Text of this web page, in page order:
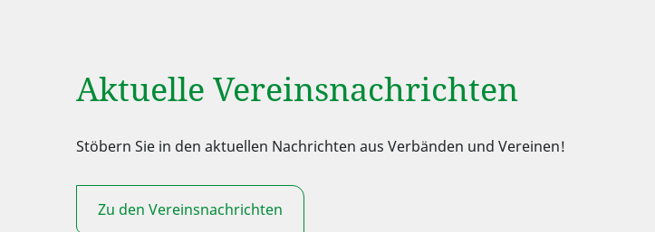
Aktuelle Vereinsnachrichten
Stöbern Sie in den aktuellen Nachrichten aus Verbänden und Vereinen!
Zu den Vereinsnachrichten